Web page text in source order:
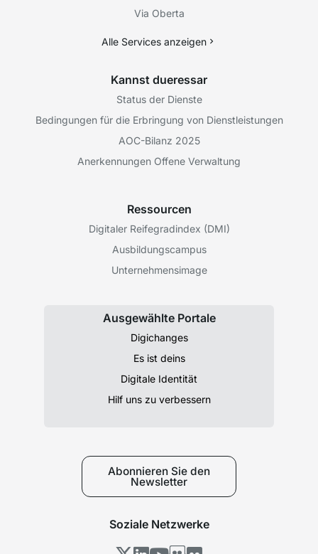
Via Oberta
Alle Services anzeigen
Kannst dueressar
Status der Dienste
Bedingungen für die Erbringung von Dienstleistungen
AOC-Bilanz 2025
Anerkennungen Offene Verwaltung
Ressourcen
Digitaler Reifegradindex (DMI)
Ausbildungscampus
Unternehmensimage
Ausgewählte Portale
Digichanges
Es ist deins
Digitale Identität
Hilf uns zu verbessern
Abonnieren Sie den
Newsletter
Soziale Netzwerke